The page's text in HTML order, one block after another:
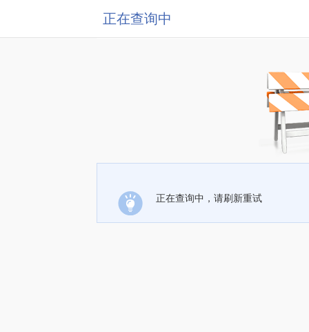
正在查询中
正在查询中，请刷新重试